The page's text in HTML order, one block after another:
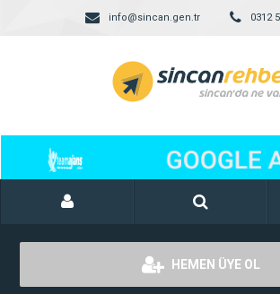
info@sincan.gen.tr 0312
HEMEN ÜYE OL